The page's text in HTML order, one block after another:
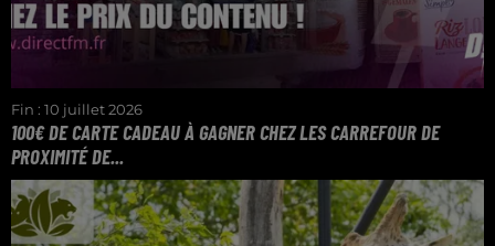
Fin : 10 juillet 2026
100€ DE CARTE CADEAU À GAGNER CHEZ LES CARREFOUR DE
PROXIMITÉ DE...
TROUVEZ LE PRIX DU CONTENU DU PANIER ET
REMPORTEZ VOTRE CARTE CADEAU CARREFOUR
DE PROXIMITÉ DE MOSELLE